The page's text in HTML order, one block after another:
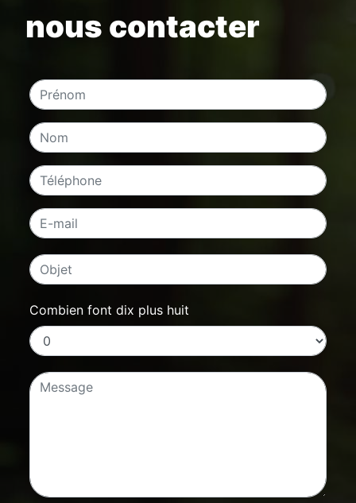
nous contacter
Combien font dix plus huit